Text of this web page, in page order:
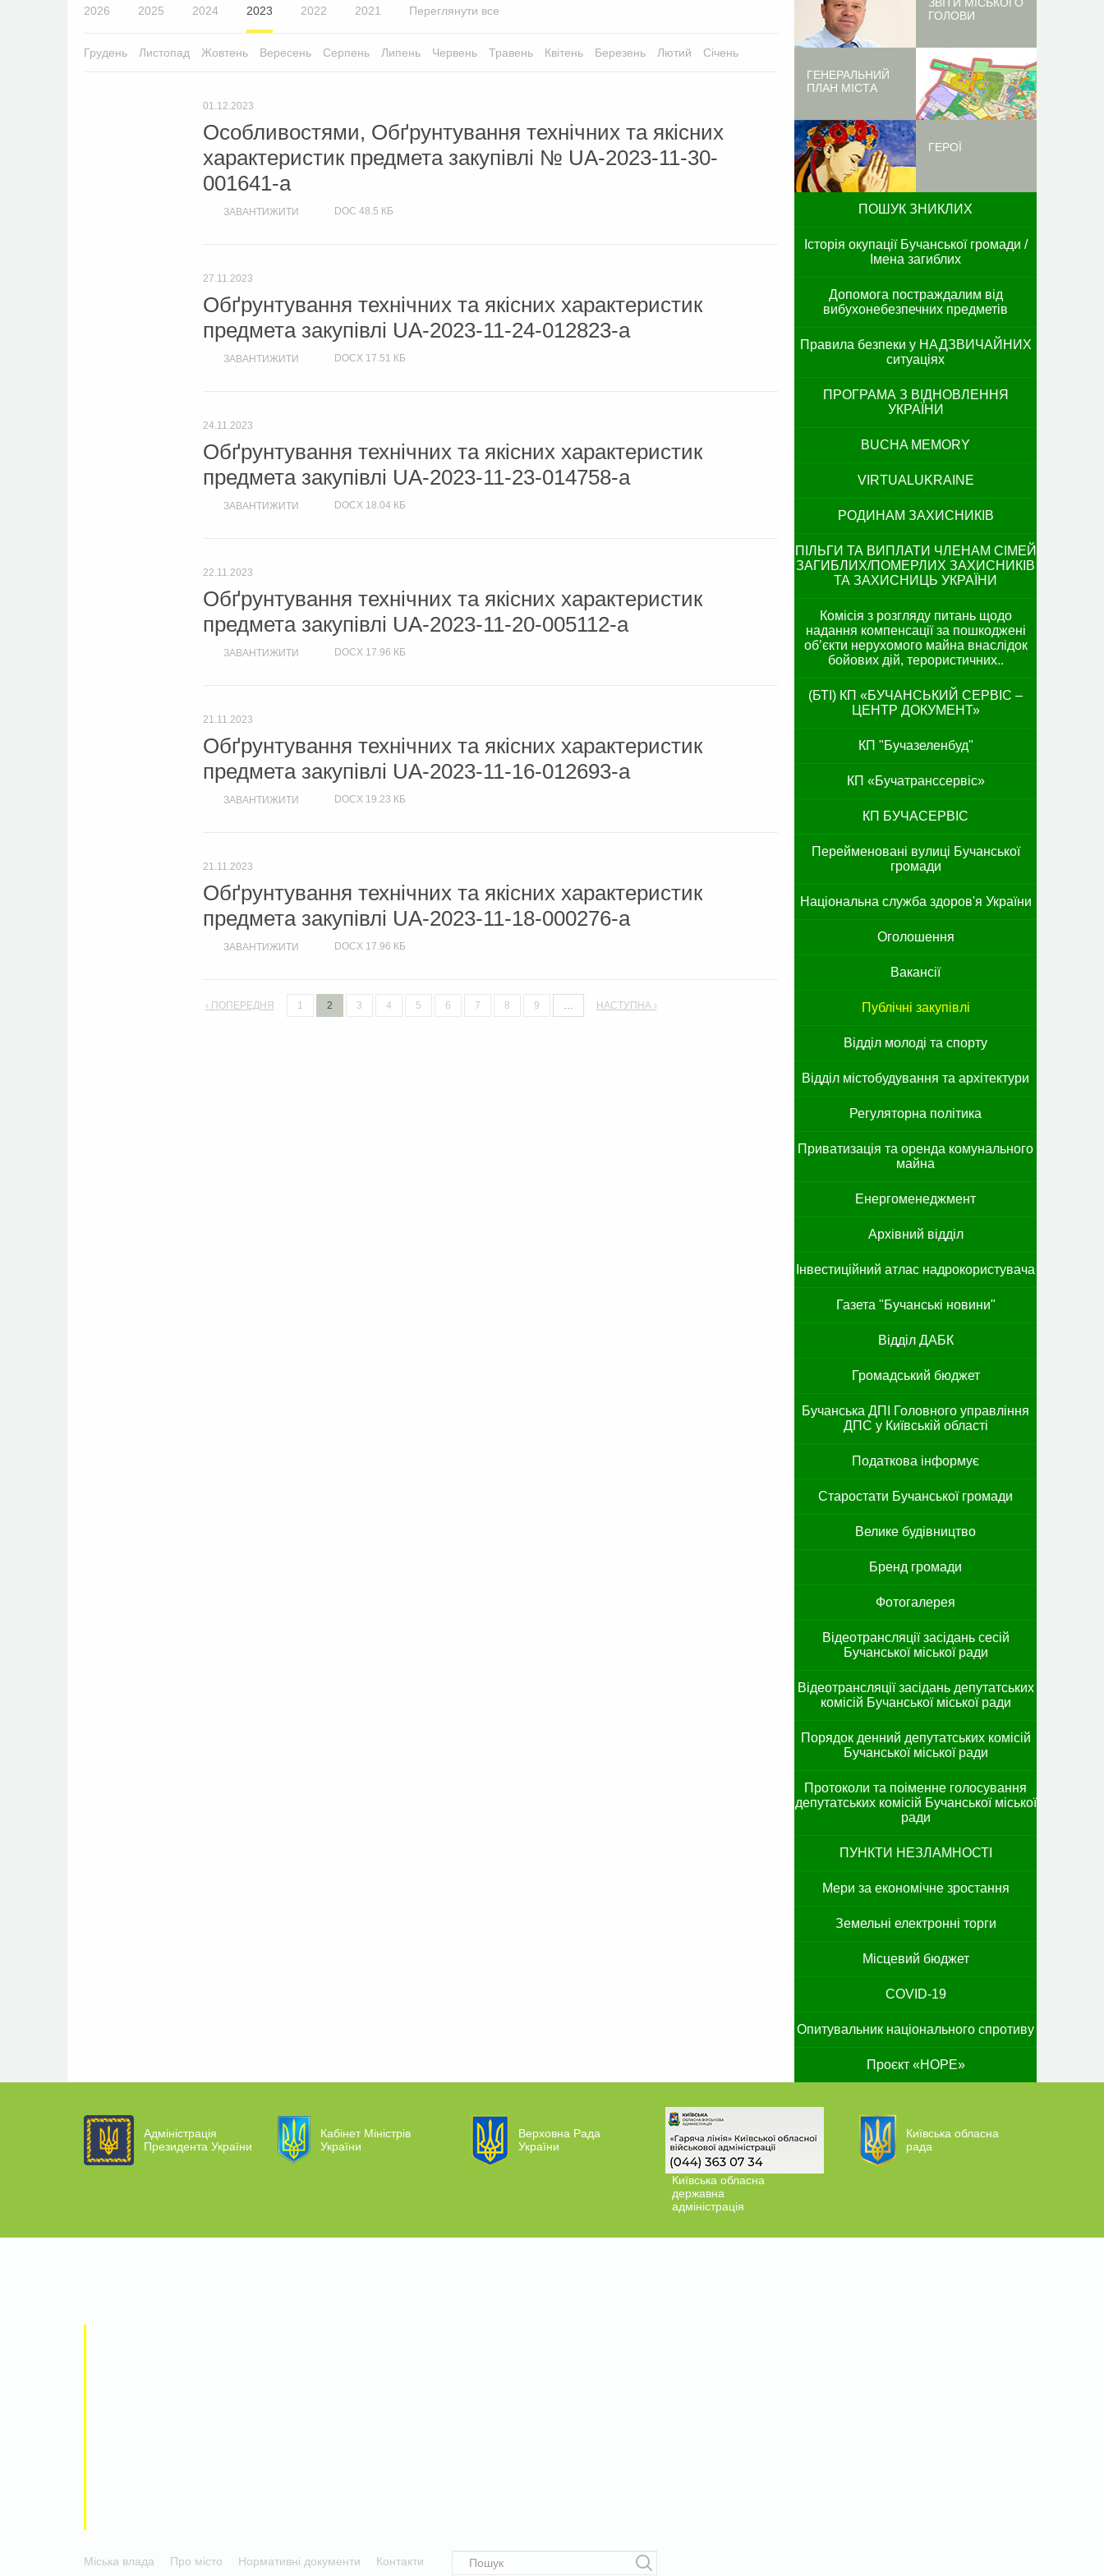
2026 2025 2024 2023 2022 2021 Переглянути все
Грудень Листопад Жовтень Вересень Серпень Липень Червень Травень Квітень Березень Лютий Січень
01.12.2023
Особливостями, Обґрунтування технічних та якісних
характеристик предмета закупівлі № UA-2023-11-30-
001641-a
ЗАВАНТИЖИТИ DOC 48.5 КБ
27.11.2023
Обґрунтування технічних та якісних характеристик
предмета закупівлі UA-2023-11-24-012823-a
ЗАВАНТИЖИТИ DOCX 17.51 КБ
24.11.2023
Обґрунтування технічних та якісних характеристик
предмета закупівлі UA-2023-11-23-014758-а
ЗАВАНТИЖИТИ DOCX 18.04 КБ
22.11.2023
Обґрунтування технічних та якісних характеристик
предмета закупівлі UA-2023-11-20-005112-а
ЗАВАНТИЖИТИ DOCX 17.96 КБ
21.11.2023
Обґрунтування технічних та якісних характеристик
предмета закупівлі UA-2023-11-16-012693-а
ЗАВАНТИЖИТИ DOCX 19.23 КБ
21.11.2023
Обґрунтування технічних та якісних характеристик
предмета закупівлі UA-2023-11-18-000276-а
ЗАВАНТИЖИТИ DOCX 17.96 КБ
‹ ПОПЕРЕДНЯ 1 2 3 4 5 6 7 8 9 … НАСТУПНА ›
ГОЛОВИ
ГЕНЕРАЛЬНИЙ
ПЛАН МІСТА
ГЕРОЇ
ПОШУК ЗНИКЛИХ
Історія окупації Бучанської громади /
Імена загиблих
Допомога постраждалим від
вибухонебезпечних предметів
Правила безпеки у НАДЗВИЧАЙНИХ
ситуаціях
ПРОГРАМА З ВІДНОВЛЕННЯ
УКРАЇНИ
BUCHA MEMORY
VIRTUALUKRAINE
РОДИНАМ ЗАХИСНИКІВ
ПІЛЬГИ ТА ВИПЛАТИ ЧЛЕНАМ СІМЕЙ
ЗАГИБЛИХ/ПОМЕРЛИХ ЗАХИСНИКІВ
ТА ЗАХИСНИЦЬ УКРАЇНИ
Комісія з розгляду питань щодо
надання компенсації за пошкоджені
об’єкти нерухомого майна внаслідок
бойових дій, терористичних..
(БТІ) КП «БУЧАНСЬКИЙ СЕРВІС –
ЦЕНТР ДОКУМЕНТ»
КП "Бучазеленбуд"
КП «Бучатранссервіс»
КП БУЧАСЕРВІС
Перейменовані вулиці Бучанської
громади
Національна служба здоров'я України
Оголошення
Вакансії
Публічні закупівлі
Відділ молоді та спорту
Відділ містобудування та архітектури
Регуляторна політика
Приватизація та оренда комунального
майна
Енергоменеджмент
Архівний відділ
Інвестиційний атлас надрокористувача
Газета "Бучанські новини"
Відділ ДАБК
Громадський бюджет
Бучанська ДПІ Головного управління
ДПС у Київській області
Податкова інформує
Старостати Бучанської громади
Велике будівництво
Бренд громади
Фотогалерея
Відеотрансляції засідань сесій
Бучанської міської ради
Відеотрансляції засідань депутатських
комісій Бучанської міської ради
Порядок денний депутатських комісій
Бучанської міської ради
Протоколи та поіменне голосування
депутатських комісій Бучанської міської
ради
ПУНКТИ НЕЗЛАМНОСТІ
Мери за економічне зростання
Земельні електронні торги
Місцевий бюджет
COVID-19
Опитувальник національного спротиву
Проєкт «HOPE»
Адміністрація
Президента України
Кабінет Міністрів
України
Верховна Рада
України
Київська обласна
державна
адміністрація
Київська обласна
рада
Міська влада Про місто Нормативні документи Контакти